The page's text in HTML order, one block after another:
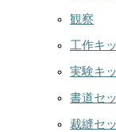
観察
工作キ
実験キ
書道セ
裁縫セ